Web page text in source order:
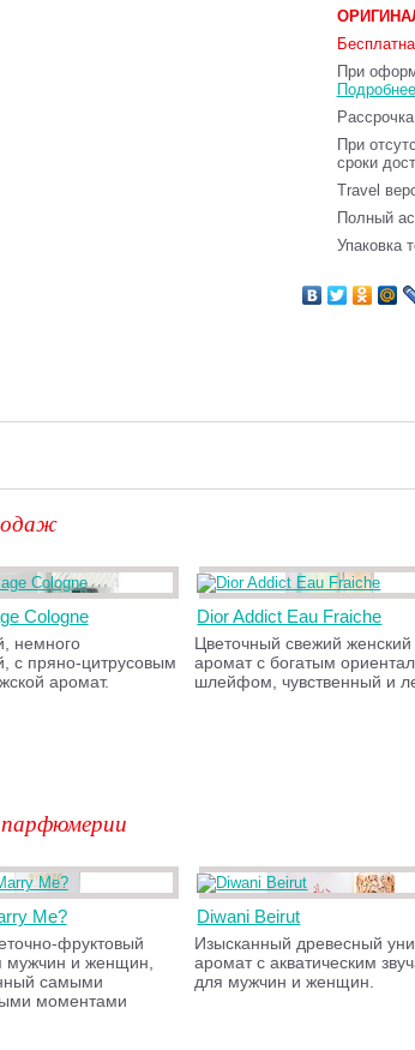
При
Подробнее
При
сроки
Travel
Полный
Упаковка
Cologne
немного
с пряно-цитрусовым
аромат.
Dior Addict Eau Fraiche
Цветочный свежий женский
аромат с богатым
шлейфом, чувственный и
Me?
фруктовый
мужчин и женщин,
самыми
моментами
Diwani Beirut
Изысканный древесный
аромат с акватическим
для мужчин и женщин.